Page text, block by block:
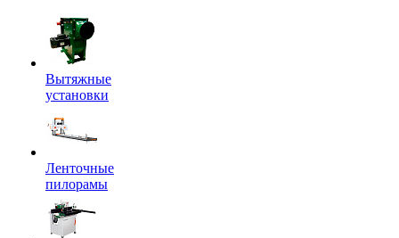
Вытяжные
установки
Ленточные
пилорамы